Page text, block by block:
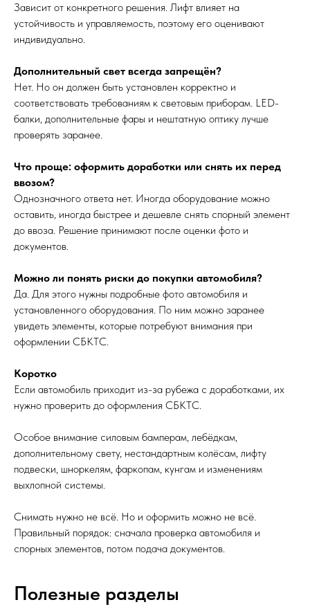
Зависит от конкретного решения. Лифт влияет на
устойчивость и управляемость, поэтому его оценивают
индивидуально.
Дополнительный свет всегда запрещён?
Нет. Но он должен быть установлен корректно и
соответствовать требованиям к световым приборам. LED-
балки, дополнительные фары и нештатную оптику лучше
проверять заранее.
Что проще: оформить доработки или снять их перед
ввозом?
Однозначного ответа нет. Иногда оборудование можно
оставить, иногда быстрее и дешевле снять спорный элемент
до ввоза. Решение принимают после оценки фото и
документов.
Можно ли понять риски до покупки автомобиля?
Да. Для этого нужны подробные фото автомобиля и
установленного оборудования. По ним можно заранее
увидеть элементы, которые потребуют внимания при
оформлении СБКТС.
Коротко
Если автомобиль приходит из-за рубежа с доработками, их
нужно проверить до оформления СБКТС.
Особое внимание силовым бамперам, лебёдкам,
дополнительному свету, нестандартным колёсам, лифту
подвески, шноркелям, фаркопам, кунгам и изменениям
выхлопной системы.
Снимать нужно не всё. Но и оформить можно не всё.
Правильный порядок: сначала проверка автомобиля и
спорных элементов, потом подача документов.
Полезные разделы